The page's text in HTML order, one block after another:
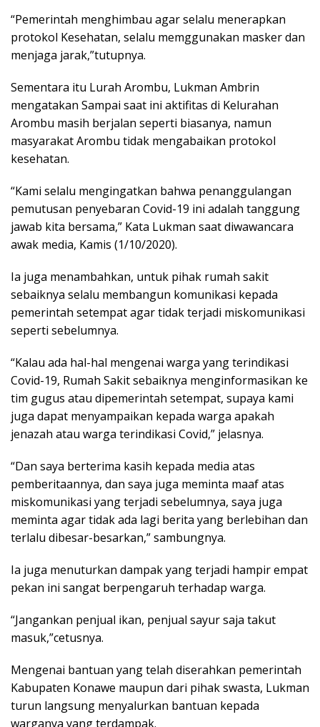
“Pemerintah menghimbau agar selalu menerapkan
protokol Kesehatan, selalu memggunakan masker dan
menjaga jarak,”tutupnya.
Sementara itu Lurah Arombu, Lukman Ambrin
mengatakan Sampai saat ini aktifitas di Kelurahan
Arombu masih berjalan seperti biasanya, namun
masyarakat Arombu tidak mengabaikan protokol
kesehatan.
“Kami selalu mengingatkan bahwa penanggulangan
pemutusan penyebaran Covid-19 ini adalah tanggung
jawab kita bersama,” Kata Lukman saat diwawancara
awak media, Kamis (1/10/2020).
Ia juga menambahkan, untuk pihak rumah sakit
sebaiknya selalu membangun komunikasi kepada
pemerintah setempat agar tidak terjadi miskomunikasi
seperti sebelumnya.
“Kalau ada hal-hal mengenai warga yang terindikasi
Covid-19, Rumah Sakit sebaiknya menginformasikan ke
tim gugus atau dipemerintah setempat, supaya kami
juga dapat menyampaikan kepada warga apakah
jenazah atau warga terindikasi Covid,” jelasnya.
“Dan saya berterima kasih kepada media atas
pemberitaannya, dan saya juga meminta maaf atas
miskomunikasi yang terjadi sebelumnya, saya juga
meminta agar tidak ada lagi berita yang berlebihan dan
terlalu dibesar-besarkan,” sambungnya.
Ia juga menuturkan dampak yang terjadi hampir empat
pekan ini sangat berpengaruh terhadap warga.
“Jangankan penjual ikan, penjual sayur saja takut
masuk,”cetusnya.
Mengenai bantuan yang telah diserahkan pemerintah
Kabupaten Konawe maupun dari pihak swasta, Lukman
turun langsung menyalurkan bantuan kepada
warganya yang terdampak.